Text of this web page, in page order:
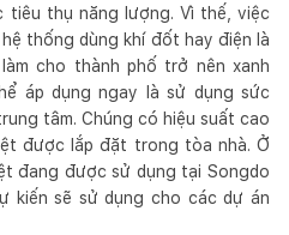
tiêu thụ năng lượng. Vì thế, việc
thống dùng khí đốt hay điện là
cho thành phố trở nên xanh
áp dụng ngay là sử dụng sức
tâm. Chúng có hiệu suất cao
được lắp đặt trong tòa nhà. Ở
đang được sử dụng tại Songdo
kiến sẽ sử dụng cho các dự án